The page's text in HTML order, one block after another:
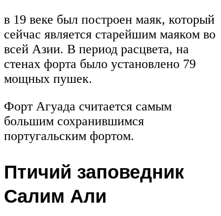
в 19 веке был построен маяк, который
сейчас является старейшим маяком во
всей Азии. В период расцвета, на
стенах форта было установлено 79
мощных пушек.
Форт Агуада считается самым
большим сохранившимся
португальским фортом.
Птичий заповедник
Салим Али